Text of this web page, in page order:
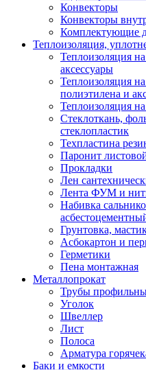
Конвекторы
Конвекторы
Комплектующие
Теплоизоляция,
Теплоизоляция
аксессуары
Теплоизоляция
полиэтилена и
Теплоизоляция
Стеклоткань,
стеклопластик
Техпластина
Паронит
Прокладки
Лен
Лента ФУМ и
Набивка
Грунтовка,
Асбокартон и
Герметики
Пена монтажная
Металлопрокат
Трубы
Уголок
Швеллер
Лист
Полоса
Арматура
Баки и емкости